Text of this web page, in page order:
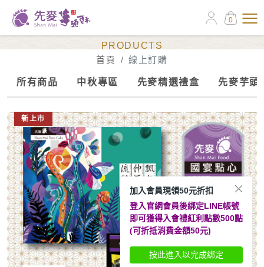
0
PRODUCTS
首頁
線上訂購
所有商品 中秋專區 先麥精選禮盒 先麥芋頭
新上市
加入會員現領50元折扣
登入官網會員後綁定LINE帳號
即可獲得入會禮紅利點數500點
(可折抵消費金額50元)
按此進入以完成綁定